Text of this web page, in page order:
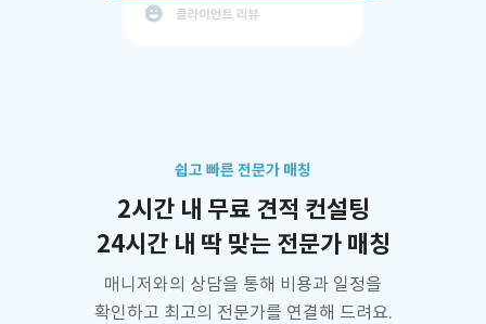
쉽고 빠른 전문가 매칭
2시간 내 무료 견적 컨설팅
24시간 내 딱 맞는 전문가 매칭
매니저와의 상담을 통해 비용과 일정을
확인하고 최고의 전문가를 연결해 드려요.